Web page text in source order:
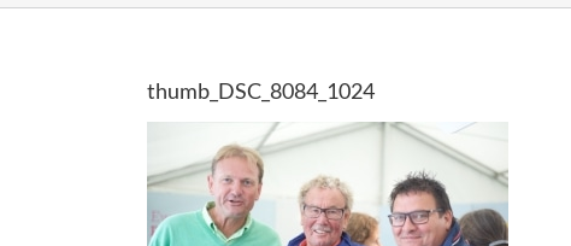
thumb_DSC_8084_1024